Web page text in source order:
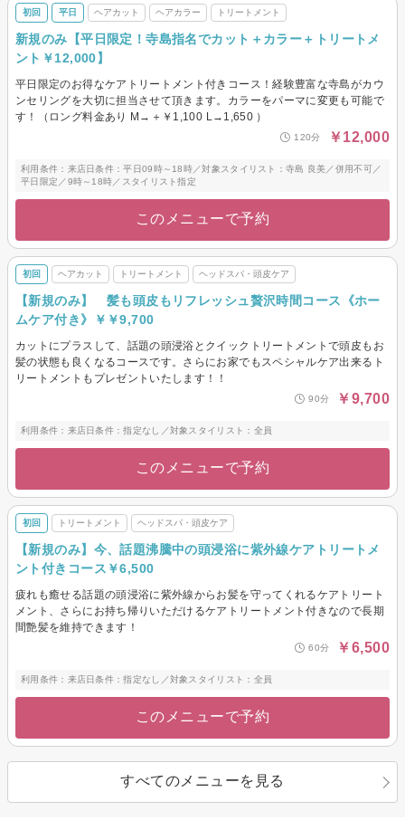
初回 平日 ヘアカット ヘアカラー トリートメント
新規のみ【平日限定！寺島指名でカット＋カラー＋トリートメ
ント￥12,000】
平日限定のお得なケアトリートメント付きコース！経験豊富な寺島がカウ
ンセリングを大切に担当させて頂きます。カラーをパーマに変更も可能で
す！（ロング料金あり M→＋￥1,100 L→1,650 ）
120分 ￥12,000
利用条件：来店日条件：平日09時～18時／対象スタイリスト：寺島 良美／併用不可／
平日限定／9時～18時／スタイリスト指定
このメニューで予約
初回 ヘアカット トリートメント ヘッドスパ・頭皮ケア
【新規のみ】 髪も頭皮もリフレッシュ贅沢時間コース《ホー
ムケア付き》￥￥9,700
カットにプラスして、話題の頭浸浴とクイックトリートメントで頭皮もお
髪の状態も良くなるコースです。さらにお家でもスペシャルケア出来るト
リートメントもプレゼントいたします！！
90分 ￥9,700
利用条件：来店日条件：指定なし／対象スタイリスト：全員
このメニューで予約
初回 トリートメント ヘッドスパ・頭皮ケア
【新規のみ】今、話題沸騰中の頭浸浴に紫外線ケアトリートメ
ント付きコース￥6,500
疲れも癒せる話題の頭浸浴に紫外線からお髪を守ってくれるケアトリート
メント、さらにお持ち帰りいただけるケアトリートメント付きなので長期
間艶髪を維持できます！
60分 ￥6,500
利用条件：来店日条件：指定なし／対象スタイリスト：全員
このメニューで予約
すべてのメニューを見る